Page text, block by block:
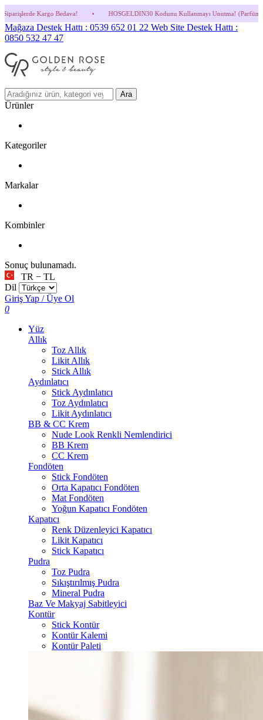
• HOSGELDIN30 Kodunu Kullanmayı Unutma! (Parfüm ve İndirimli
Mağaza Destek Hattı : 0539 652 01 22 Web Site Destek Hattı :
0850 532 47 47
Ara
Ürünler
Kategoriler
Markalar
Kombinler
Sonuç bulunamadı.
TR − TL
Dil
Giriş Yap / Üye Ol
0
Yüz
Allık
Toz Allık
Likit Allık
Stick Allık
Aydınlatıcı
Stick Aydınlatıcı
Toz Aydınlatıcı
Likit Aydınlatıcı
BB & CC Krem
Nude Look Renkli Nemlendirici
BB Krem
CC Krem
Fondöten
Stick Fondöten
Orta Kapatıcı Fondöten
Mat Fondöten
Yoğun Kapatıcı Fondöten
Kapatıcı
Renk Düzenleyici Kapatıcı
Likit Kapatıcı
Stick Kapatıcı
Pudra
Toz Pudra
Sıkıştırılmış Pudra
Mineral Pudra
Baz Ve Makyaj Sabitleyici
Kontür
Stick Kontür
Kontür Kalemi
Kontür Paleti